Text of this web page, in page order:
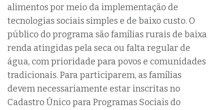
alimentos por meio da implementação de
tecnologias sociais simples e de baixo custo. O
público do programa são famílias rurais de baixa
renda atingidas pela seca ou falta regular de
água, com prioridade para povos e comunidades
tradicionais. Para participarem, as famílias
devem necessariamente estar inscritas no
Cadastro Único para Programas Sociais do